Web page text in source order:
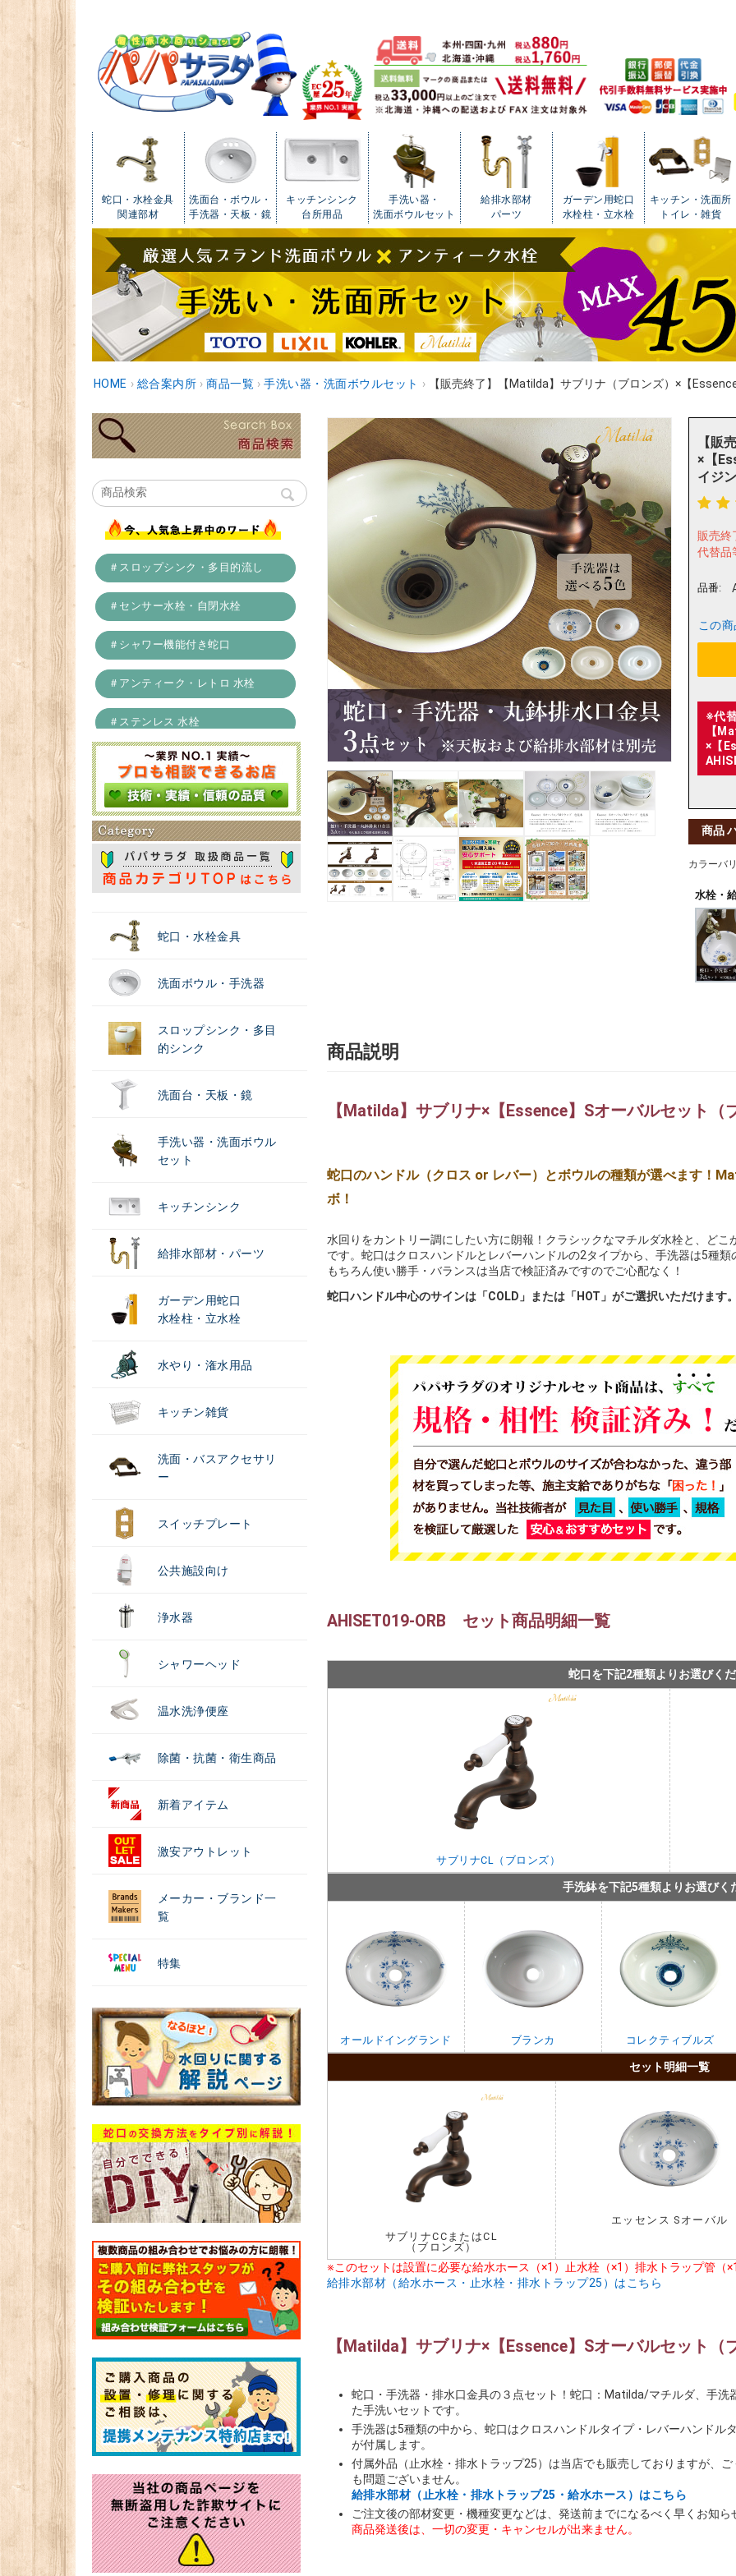
蛇口・水栓金具
関連部材
洗面台・ボウル・
手洗器・天板・鏡
キッチンシンク
台所用品
手洗い器・
洗面ボウルセット
給排水部材
パーツ
ガーデン用蛇口
水栓柱・立水栓
キッチン・洗面所
トイレ・雑貨
HOME › 総合案内所 › 商品一覧 › 手洗い器・洗面ボウルセット › 【販売終了】【Matilda】サブリナ（ブロンズ）×【
＃スロップシンク・多目的流し
＃センサー水栓・自閉水栓
＃シャワー機能付き蛇口
＃アンティーク・レトロ 水栓
＃ステンレス 水栓
＃浄水器
蛇口・水栓金具
洗面ボウル・手洗器
スロップシンク・多目
的シンク
洗面台・天板・鏡
手洗い器・洗面ボウル
セット
キッチンシンク
給排水部材・パーツ
ガーデン用蛇口
水栓柱・立水栓
水やり・潅水用品
キッチン雑貨
洗面・バスアクセサリ
ー
スイッチプレート
公共施設向け
浄水器
シャワーヘッド
温水洗浄便座
除菌・抗菌・衛生商品
新着アイテム
激安アウトレット
メーカー・ブランド一
覧
特集
【販
×【
イジ
販売終
代替品
品番:
この
※代
【
×【
商品
カラーバ
水栓・
商品説明
【Matilda】サブリナ×【Essence】Sオーバルセット（
蛇口のハンドル（クロス or レバー）とボウルの種類が選べます！
ボ！
水回りをカントリー調にしたい方に朗報！クラシックなマチルダ水栓と、ど
です。蛇口はクロスハンドルとレバーハンドルの2タイプから、手洗器は5種
もちろん使い勝手・バランスは当店で検証済みですのでご心配なく！
蛇口ハンドル中心のサインは「COLD」または「HOT」がご選択いただけます
AHISET019-ORB セット商品明細一覧
蛇口を下記2種類よりお選びく
サブリナCL（ブロンズ）
手洗鉢を下記5種類よりお選びく
オールドイングランド ブランカ コレクティブルズ
セット明細一覧
サブリナCCまたはCL
（ブロンズ）
エッセンス Sオーバル
※このセットは設置に必要な給水ホース（×1）止水栓（×1）排水トラップ管（
給排水部材（給水ホース・止水栓・排水トラップ25）はこちら
【Matilda】サブリナ×【Essence】Sオーバルセット
蛇口・手洗器・排水口金具の３点セット！蛇口：Matilda/マチルダ、手
た手洗いセットです。
手洗器は5種類の中から、蛇口はクロスハンドルタイプ・レバーハンドル
が付属します。
付属外品（止水栓・排水トラップ25）は当店でも販売しておりますが、
も問題ございません。
給排水部材（止水栓・排水トラップ25・給水ホース）はこちら
ご注文後の部材変更・機種変更などは、発送前までになるべく早くお知ら
商品発送後は、一切の変更・キャンセルが出来ません。